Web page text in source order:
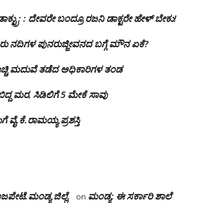
: ದೇವರೇ ಬಂದ್ರೂ ರಜನಿ ಡಾಕ್ಟರೇ ಹೇಳ್ ಬೇಕು!
ನದಿಗಳ ಪುನರುಜ್ಜೀವನದ ಬಗ್ಗೆ ಮೌನ ಏಕೆ?
ಮದುವೆ ತಡೆದ ಅಧಿಕಾರಿಗಳ ತಂಡ
ಮರ, ಸಿಡಿಲಿಗೆ 5 ಮೇಕೆ ಸಾವು
ವೈ.ಕೆ.ರಾಮಯ್ಯ ಪ್ರಶಸ್ತಿ
ಜಿಲ್ಲೆ. on ಮಂಡ್ಯ: ಈ ಸರ್ಕಾರಿ ಶಾಲೆ